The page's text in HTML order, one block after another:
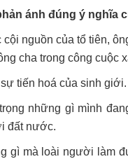
ánh đúng ý nghĩa
nguồn của tổ tiên,
cha trong công cuộc
tiến hoá của sinh giới.
những gì mình
đất nước.
gì mà loài người làm